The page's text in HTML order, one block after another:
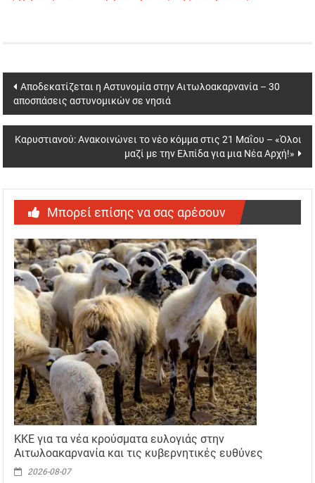
Post
navigation
Αποδεκατίζεται η Αστυνομία στην Αιτωλοακαρνανία – 30
αποσπάσεις αστυνομικών σε νησιά
Καρυστιανού: Ανακοινώνει το νέο κόμμα στις 21 Μαΐου – «Όλοι
μαζί με την Ελπίδα για μια Νέα Αρχή!»
Μπορεί επίσης να σας αρέσουν
ΚΚΕ για τα νέα κρούσματα ευλογιάς στην
Αιτωλοακαρνανία και τις κυβερνητικές ευθύνες
2026-08-07